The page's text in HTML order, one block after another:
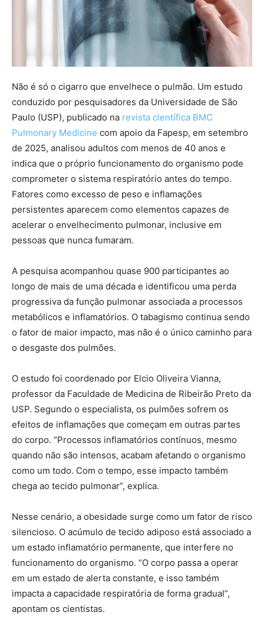
Não é só o cigarro que envelhece o pulmão. Um estudo
conduzido por pesquisadores da Universidade de São
Paulo (USP), publicado na revista científica BMC
Pulmonary Medicine com apoio da Fapesp, em setembro
de 2025, analisou adultos com menos de 40 anos e
indica que o próprio funcionamento do organismo pode
comprometer o sistema respiratório antes do tempo.
Fatores como excesso de peso e inflamações
persistentes aparecem como elementos capazes de
acelerar o envelhecimento pulmonar, inclusive em
pessoas que nunca fumaram.
A pesquisa acompanhou quase 900 participantes ao
longo de mais de uma década e identificou uma perda
progressiva da função pulmonar associada a processos
metabólicos e inflamatórios. O tabagismo continua sendo
o fator de maior impacto, mas não é o único caminho para
o desgaste dos pulmões.
O estudo foi coordenado por Elcio Oliveira Vianna,
professor da Faculdade de Medicina de Ribeirão Preto da
USP. Segundo o especialista, os pulmões sofrem os
efeitos de inflamações que começam em outras partes
do corpo. “Processos inflamatórios contínuos, mesmo
quando não são intensos, acabam afetando o organismo
como um todo. Com o tempo, esse impacto também
chega ao tecido pulmonar”, explica.
Nesse cenário, a obesidade surge como um fator de risco
silencioso. O acúmulo de tecido adiposo está associado a
um estado inflamatório permanente, que interfere no
funcionamento do organismo. “O corpo passa a operar
em um estado de alerta constante, e isso também
impacta a capacidade respiratória de forma gradual”,
apontam os cientistas.